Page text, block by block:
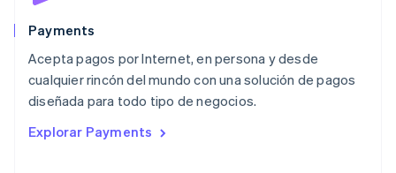
Payments
Acepta pagos por Internet, en persona y desde
cualquier rincón del mundo con una solución de pagos
diseñada para todo tipo de negocios.
Explorar Payments
EspañolEnglish
English
Nueva Zelanda
English
NederlandsEnglish